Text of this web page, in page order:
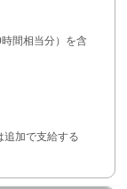
間相当分）を含
加で支給する